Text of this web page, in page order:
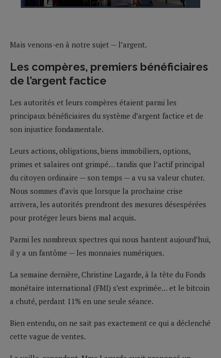
Mais venons-en à notre sujet — l’argent.
Les compères, premiers bénéficiaires
de l’argent factice
Les autorités et leurs compères étaient parmi les
principaux bénéficiaires du système d’argent factice et de
son injustice fondamentale.
Leurs actions, obligations, biens immobiliers, options,
primes et salaires ont grimpé… tandis que l’actif principal
du citoyen ordinaire — son temps — a vu sa valeur chuter.
Nous sommes d’avis que lorsque la prochaine crise
arrivera, les autorités prendront des mesures désespérées
pour protéger leurs biens mal acquis.
Parmi les nombreux spectres qui nous hantent aujourd’hui,
il y a un fantôme — les monnaies numériques.
La semaine dernière, Christine Lagarde, à la tête du Fonds
monétaire international (FMI) s’est exprimée… et le bitcoin
a chuté, perdant 11% en une seule séance.
Bien entendu, on ne sait pas exactement ce qui a déclenché
cette vague de ventes.